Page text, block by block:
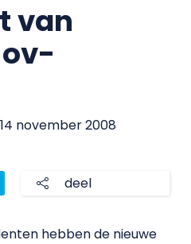
van
november 2008
deel
hebben de nieuwe